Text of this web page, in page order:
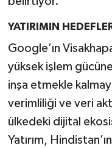
YATIRIMIN
Google’ın
yüksek işlem
inşa etmekle
verimliliği ve veri
ülkedeki dijital
Yatırım,